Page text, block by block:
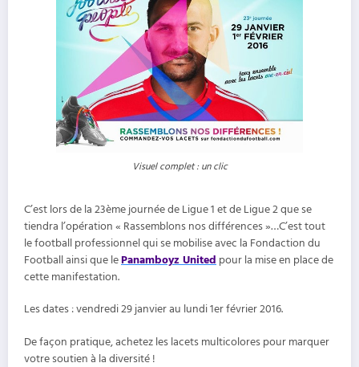
Visuel complet : un clic
C’est lors de la 23ème journée de Ligue 1 et de Ligue 2 que se
tiendra l’opération « Rassemblons nos différences »…C’est tout
le football professionnel qui se mobilise avec la Fondaction du
Football ainsi que lePanamboyz United pour la mise en place de
cette manifestation.
Les dates : vendredi 29 janvier au lundi 1er février 2016.
De façon pratique, achetez les lacets multicolores pour marquer
votre soutien à la diversité !